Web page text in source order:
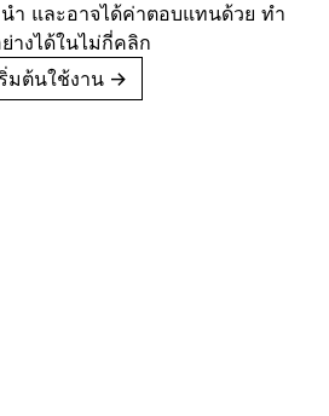
ำ และอาจได้ค่าตอบแทนด้วย ทำ
างได้ในไม่กี่คลิก
มต้นใช้งาน →